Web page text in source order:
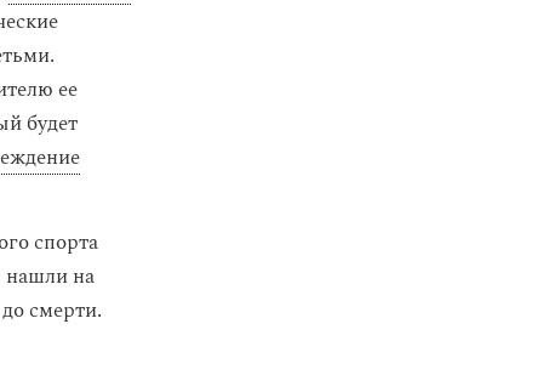
ее
будет
спорта
нашли на
смерти.